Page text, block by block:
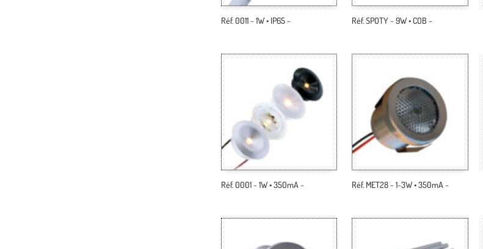
Réf. 0011 ~ 1W • IP65 ~ Réf. SPOTY ~ 9W • COB ~
Réf. 0001 ~ 1W • 350mA ~ Réf. MET28 ~ 1~3W • 350mA ~